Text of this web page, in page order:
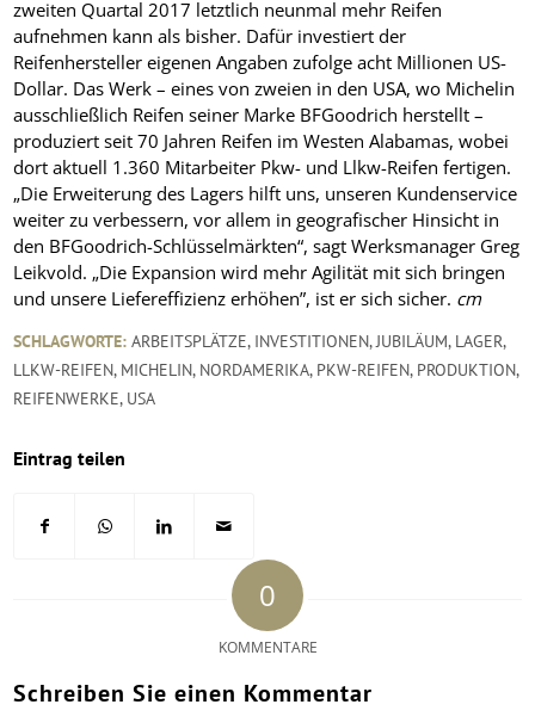
zweiten Quartal 2017 letztlich neunmal mehr Reifen
aufnehmen kann als bisher. Dafür investiert der
Reifenhersteller eigenen Angaben zufolge acht Millionen US-
Dollar. Das Werk – eines von zweien in den USA, wo Michelin
ausschließlich Reifen seiner Marke BFGoodrich herstellt –
produziert seit 70 Jahren Reifen im Westen Alabamas, wobei
dort aktuell 1.360 Mitarbeiter Pkw- und Llkw-Reifen fertigen.
„Die Erweiterung des Lagers hilft uns, unseren Kundenservice
weiter zu verbessern, vor allem in geografischer Hinsicht in
den BFGoodrich-Schlüsselmärkten“, sagt Werksmanager Greg
Leikvold. „Die Expansion wird mehr Agilität mit sich bringen
und unsere Liefereffizienz erhöhen”, ist er sich sicher. cm
SCHLAGWORTE: ARBEITSPLÄTZE, INVESTITIONEN, JUBILÄUM, LAGER,
LLKW-REIFEN, MICHELIN, NORDAMERIKA, PKW-REIFEN, PRODUKTION,
REIFENWERKE, USA
Eintrag teilen
0
KOMMENTARE
Schreiben Sie einen Kommentar